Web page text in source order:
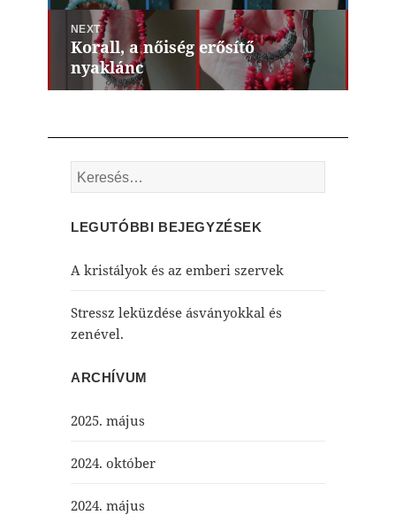
NEXT
Next
post:
Korall, a nőiség erősítő
nyaklánc
Keresés:
LEGUTÓBBI BEJEGYZÉSEK
A kristályok és az emberi szervek
Stressz leküzdése ásványokkal és
zenével.
ARCHÍVUM
2025. május
2024. október
2024. május